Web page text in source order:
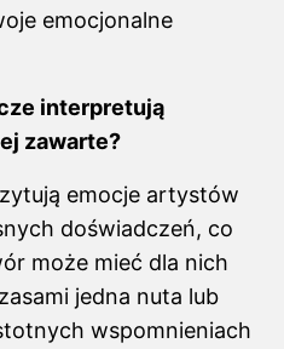
emocjonalne
interpretują
zawarte?
emocje artystów
doświadczeń, co
może mieć dla nich
jedna nuta lub
wspomnieniach